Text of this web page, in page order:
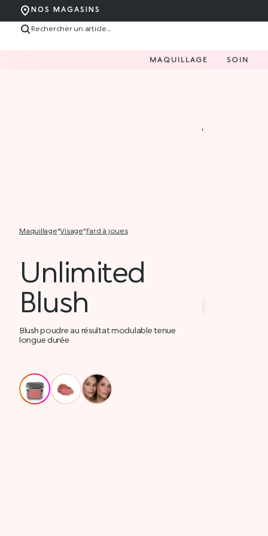
NOS MAGASINS
MAQUILLAGE SOIN
maquillage* visage* fard à joues
Unlimited
Blush
Blush poudre au résultat modulable tenue
longue durée